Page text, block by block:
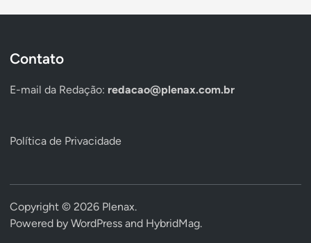
Contato
E-mail da Redação: redacao@plenax.com.br
Política de Privacidade
Copyright © 2026 Plenax.
Powered by WordPress and HybridMag.